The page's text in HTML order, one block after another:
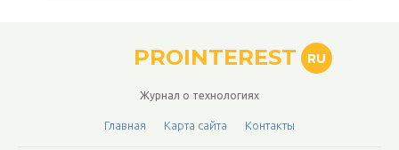
PROINTEREST RU
Журнал о технологиях
Главная Карта сайта Контакты